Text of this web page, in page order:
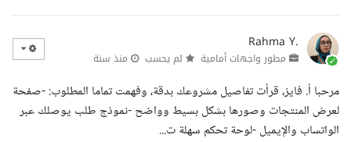
Rahma Y.
مطور واجهات أمامية لم يحسب منذ سنة
مرحبا أ. فايز، قرأت تفاصيل مشروعك بدقة، وفهمت تماما المطلوب: -صفحة
لعرض المنتجات وصورها بشكل بسيط وواضح -نموذج طلب يوصلك عبر
الواتساب والإيميل -لوحة تحكم سهلة ت...